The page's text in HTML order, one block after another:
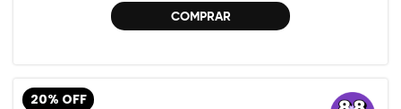
COMPRAR
20% OFF